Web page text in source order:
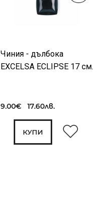
Чиния - дълбока
EXCELSA ECLIPSE 17 см.
9.00€ 17.60лв.
КУПИ